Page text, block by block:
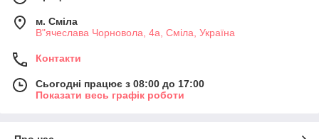
м. Сміла
В"ячеслава Чорновола, 4а, Сміла, Україна
Контакти
Сьогодні працює з 08:00 до 17:00
Показати весь графік роботи